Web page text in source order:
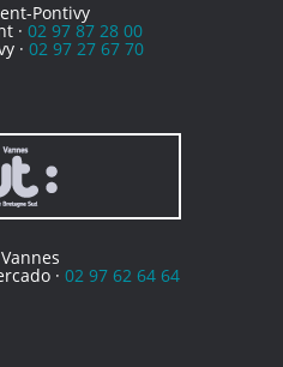
Pontivy
· 02 97 87 28 00
· 02 97 27 67 70
· 02 97 62 64 64